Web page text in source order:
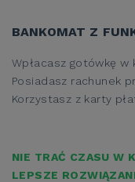
BANKOMAT Z
Wpłacasz gotówkę w
Posiadasz rachunek
Korzystasz z karty
NIE TRAĆ CZASU W
LEPSZE